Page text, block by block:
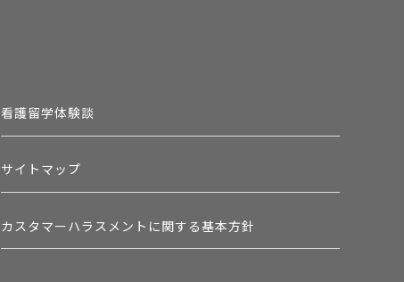
看護留学体験談
サイトマップ
カスタマーハラスメントに関する基本方針